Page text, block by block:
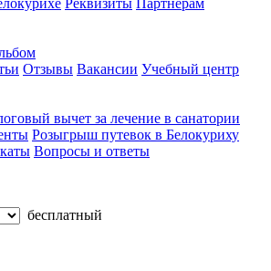
Реквизиты Партнерам
Отзывы Вакансии Учебный центр
вычет за лечение в санатории
Розыгрыш путевок в Белокуриху
Вопросы и ответы
бесплатный